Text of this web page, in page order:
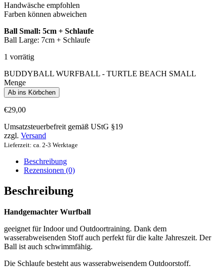
Handwäsche empfohlen
Farben können abweichen
Ball Small: 5cm + Schlaufe
Ball Large: 7cm + Schlaufe
1 vorrätig
BUDDYBALL WURFBALL - TURTLE BEACH SMALL
Menge
Ab ins Körbchen
€29,00
Umsatzsteuerbefreit gemäß UStG §19
zzgl. Versand
Lieferzeit: ca. 2-3 Werktage
Beschreibung
Rezensionen (0)
Beschreibung
Handgemachter Wurfball
geeignet für Indoor und Outdoortraining. Dank dem
wasserabweisenden Stoff auch perfekt für die kalte Jahreszeit. Der
Ball ist auch schwimmfähig.
Die Schlaufe besteht aus wasserabweisendem Outdoorstoff.